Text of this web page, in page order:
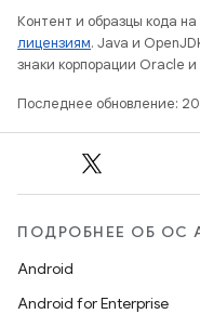
Контент и образцы кода
лицензиям. Java и
знаки корпорации Oracle
Последнее обновление:
ПОДРОБНЕЕ ОБ ОС
Android
Android for Enterprise